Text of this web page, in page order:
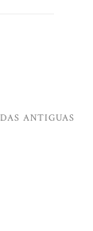
ANTIGUAS